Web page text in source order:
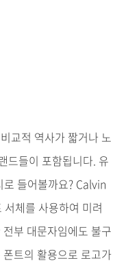
비교적 역사가 짧거나 노
드들이 포함됩니다. 유
로 들어볼까요? Calvin
서체를 사용하여 미려
전부 대문자임에도 불구
폰트의 활용으로 로고가